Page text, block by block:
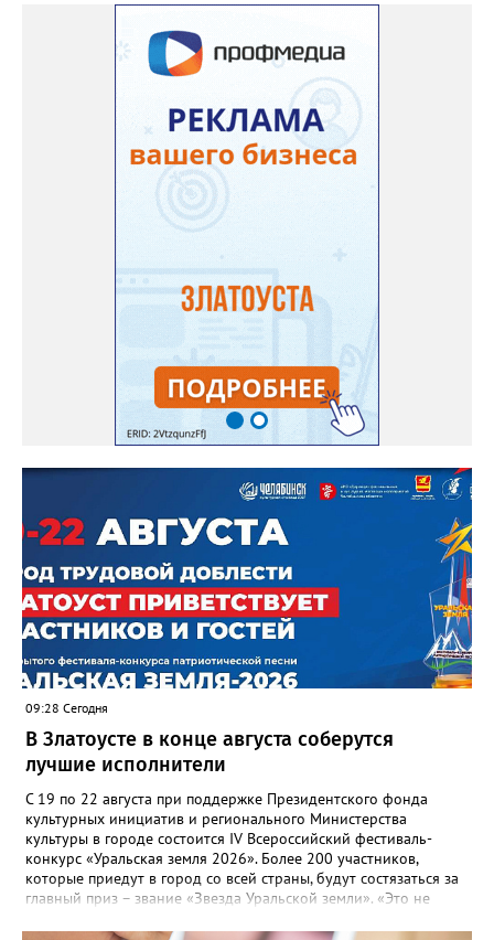
отметили и недочёты. «Например, управляющие компании
несвоевременно приняли меры для предотвращения
“перемерзания” общей домовой тепловой сети
многоквартирного дома, отсутствовало взаимодействие с
ресурсоснабжающей организацией, ЕДДС и иными службами»,
— сообщила начальник Главного управления ГЖИ Ирина
Настенко. В следующий раз, рекомендовали в
Госжилинспекции, службы должны действовать слаженно. И
оперативно делиться информацией со всеми
заинтересованными – от поставщика тепла до конечных
09:28 Сегодня
В Златоусте в конце августа соберутся
лучшие исполнители
С 19 по 22 августа при поддержке Президентского фонда
культурных инициатив и регионального Министерства
культуры в городе состоится IV Всероссийский фестиваль-
конкурс «Уральская земля 2026». Более 200 участников,
которые приедут в город со всей страны, будут состязаться за
главный приз – звание «Звезда Уральской земли». «Это не